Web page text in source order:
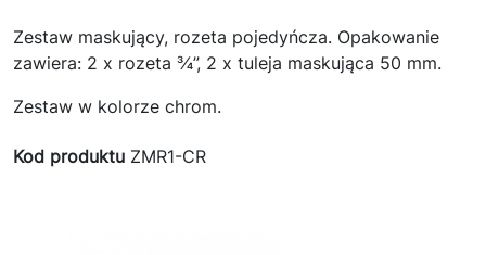
Zestaw maskujący, rozeta pojedyńcza. Opakowanie
zawiera: 2 x rozeta ¾”, 2 x tuleja maskująca 50 mm.
Zestaw w kolorze chrom.
Kod produktu ZMR1-CR